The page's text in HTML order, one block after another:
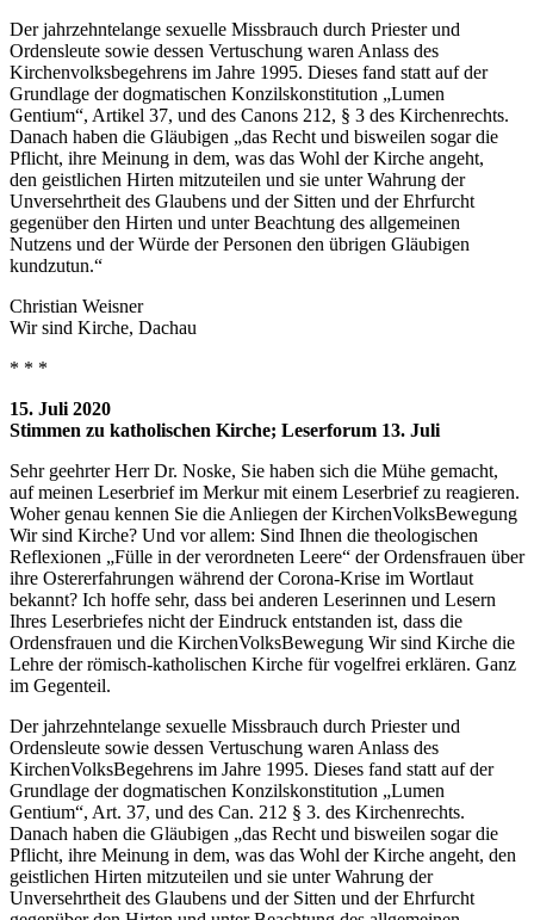
Der jahrzehntelange sexuelle Missbrauch durch Priester und
Ordensleute sowie dessen Vertuschung waren Anlass des
Kirchenvolksbegehrens im Jahre 1995. Dieses fand statt auf der
Grundlage der dogmatischen Konzilskonstitution „Lumen
Gentium“, Artikel 37, und des Canons 212, § 3 des Kirchenrechts.
Danach haben die Gläubigen „das Recht und bisweilen sogar die
Pflicht, ihre Meinung in dem, was das Wohl der Kirche angeht,
den geistlichen Hirten mitzuteilen und sie unter Wahrung der
Unversehrtheit des Glaubens und der Sitten und der Ehrfurcht
gegenüber den Hirten und unter Beachtung des allgemeinen
Nutzens und der Würde der Personen den übrigen Gläubigen
kundzutun.“
Christian Weisner
Wir sind Kirche, Dachau
* * *
15. Juli 2020
Stimmen zu katholischen Kirche; Leserforum 13. Juli
Sehr geehrter Herr Dr. Noske, Sie haben sich die Mühe gemacht,
auf meinen Leserbrief im Merkur mit einem Leserbrief zu reagieren.
Woher genau kennen Sie die Anliegen der KirchenVolksBewegung
Wir sind Kirche? Und vor allem: Sind Ihnen die theologischen
Reflexionen „Fülle in der verordneten Leere“ der Ordensfrauen über
ihre Ostererfahrungen während der Corona-Krise im Wortlaut
bekannt? Ich hoffe sehr, dass bei anderen Leserinnen und Lesern
Ihres Leserbriefes nicht der Eindruck entstanden ist, dass die
Ordensfrauen und die KirchenVolksBewegung Wir sind Kirche die
Lehre der römisch-katholischen Kirche für vogelfrei erklären. Ganz
im Gegenteil.
Der jahrzehntelange sexuelle Missbrauch durch Priester und
Ordensleute sowie dessen Vertuschung waren Anlass des
KirchenVolksBegehrens im Jahre 1995. Dieses fand statt auf der
Grundlage der dogmatischen Konzilskonstitution „Lumen
Gentium“, Art. 37, und des Can. 212 § 3. des Kirchenrechts.
Danach haben die Gläubigen „das Recht und bisweilen sogar die
Pflicht, ihre Meinung in dem, was das Wohl der Kirche angeht, den
geistlichen Hirten mitzuteilen und sie unter Wahrung der
Unversehrtheit des Glaubens und der Sitten und der Ehrfurcht